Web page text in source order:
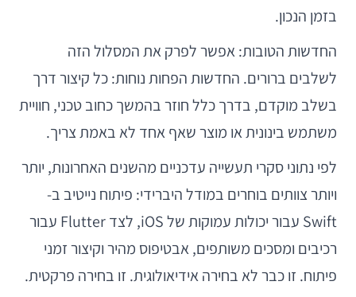
בזמן הנכון.
החדשות הטובות: אפשר לפרק את המסלול הזה
לשלבים ברורים. החדשות הפחות נוחות: כל קיצור דרך
בשלב מוקדם, בדרך כלל חוזר בהמשך כחוב טכני, חוויית
משתמש בינונית או מוצר שאף אחד לא באמת צריך.
לפי נתוני סקרי תעשייה עדכניים מהשנים האחרונות, יותר
ויותר צוותים בוחרים במודל היברידי: פיתוח נייטיב ב-
Swift עבור יכולות עמוקות של iOS, לצד Flutter עבור
רכיבים ומסכים משותפים, אבטיפוס מהיר וקיצור זמני
פיתוח. זו כבר לא בחירה אידיאולוגית. זו בחירה פרקטית.